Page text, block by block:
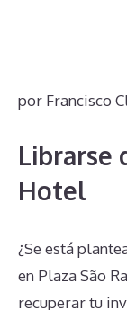
por Francisco
Librarse
Hotel
¿Se está
en Plaza São
recuperar tu